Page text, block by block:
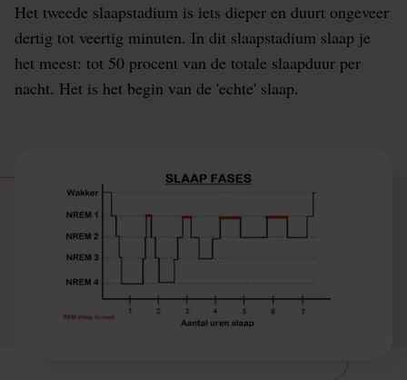
Het tweede slaapstadium is iets dieper en duurt ongeveer
dertig tot veertig minuten. In dit slaapstadium slaap je
het meest: tot 50 procent van de totale slaapduur per
nacht. Het is het begin van de 'echte' slaap.